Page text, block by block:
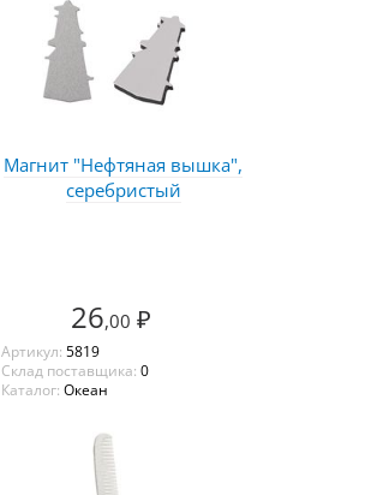
Магнит "Нефтяная вышка",
серебристый
26,00 ₽
Артикул: 5819
Склад поставщика: 0
Каталог: Океан